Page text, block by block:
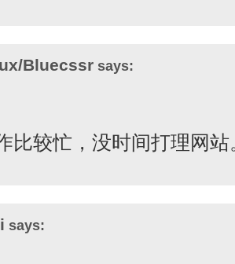
Bluecssr says:
比较忙，没时间打理网
says: